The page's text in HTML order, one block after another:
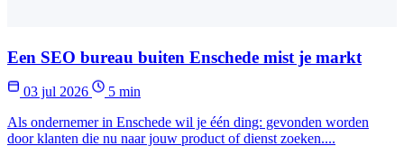
Een SEO bureau buiten Enschede mist je markt
03 jul 2026
5 min
Als ondernemer in Enschede wil je één ding: gevonden worden
door klanten die nu naar jouw product of dienst zoeken....